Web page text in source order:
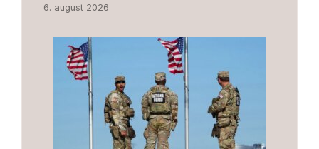
6. august 2026